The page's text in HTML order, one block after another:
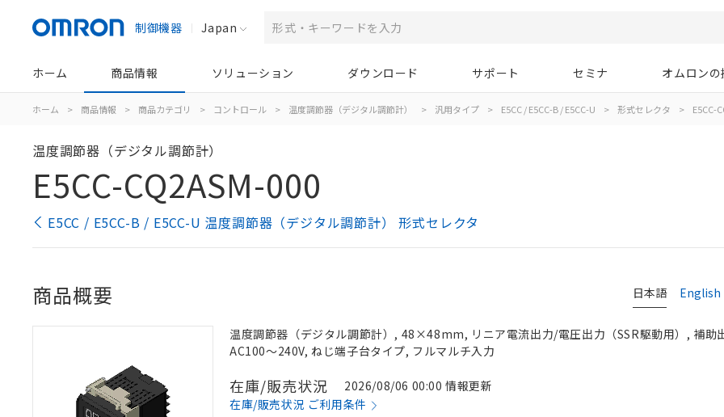
制御機器 Japan
ホーム 商品情報 ソリューション ダウンロード サポート セミナ オムロン
ホーム > 商品情報 > 商品カテゴリ > コントロール > 温度調節器（デジタル調節計） > 汎用タイプ > E5CC / E5CC-B / E5CC-U > 形式セレクタ > E5CC-
温度調節器（デジタル調節計）
E5CC-CQ2ASM-000
E5CC / E5CC-B / E5CC-U 温度調節器（デジタル調節計） 形式セレクタ
日本語 English
商品概要
温度調節器（デジタル調節計）, 48×48mm, リニア電流出力/電圧出力（SSR駆動用）, 補助
AC100～240V, ねじ端子台タイプ, フルマルチ入力
在庫/販売状況
2026/08/06 00:00 情報更新
在庫/販売状況 ご利用条件